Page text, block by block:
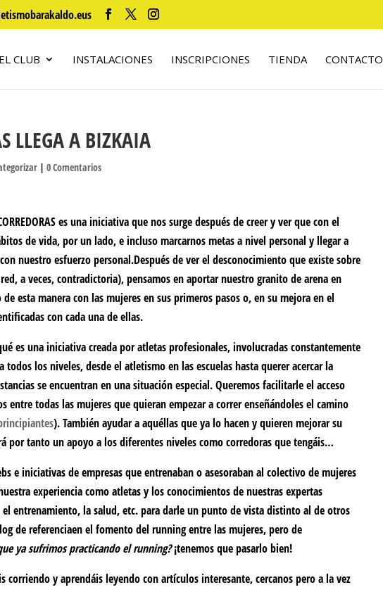
EL CLUB INSTALACIONES INSCRIPCIONES TIENDA CONTACTO
LLEGA A BIZKAIA
|0 Comentarios
es una iniciativa que nos surge después de creer y ver que con el
de vida, por un lado, e incluso marcarnos metas a nivel personal y llegar a
nuestro esfuerzo personal.Después de ver el desconocimiento que existe sobre
a veces, contradictoria), pensamos en aportar nuestro granito de arena en
esta manera con las mujeres en sus primeros pasos o, en su mejora en el
con cada una de ellas.
es una iniciativa creada poratletasprofesionales, involucradas constantemente
los niveles, desde el atletismo en las escuelas hasta querer acercar la
se encuentran en una situación especial. Queremosfacilitarleel acceso
entre todas las mujeres que quieran empezar a correr enseñándoles el camino
). También ayudar a aquéllas que ya lo hacen y quieren mejorar su
por tanto unapoyoa los diferentes niveles como corredoras que tengáis…
e iniciativas de empresas que entrenaban o asesoraban al colectivo de mujeres
experiencia como atletasy los conocimientos denuestras expertas
entrenamiento, la salud, etc. para darle un punto de vista distinto al de otros
de referenciaen el fomento del running entre las mujeres, pero de
ya sufrimos practicando el running?¡tenemos que pasarlo bien!
y aprendáis leyendo con artículos interesante, cercanos pero a la vez